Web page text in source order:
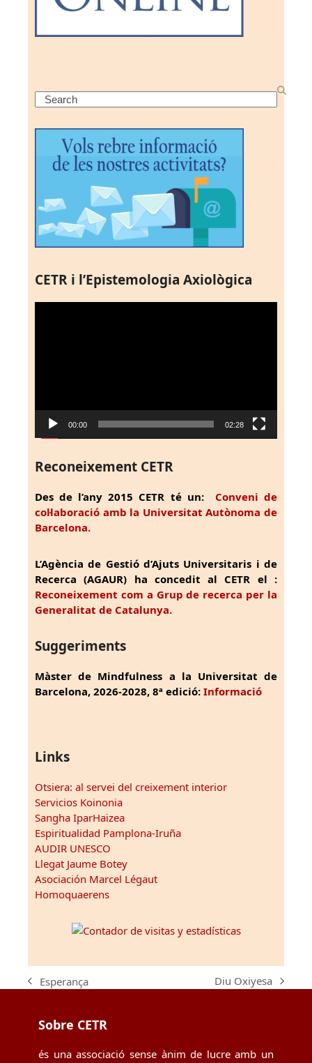
Search
CETR i l’Epistemologia Axiològica
00:00 02:28
Reconeixement CETR
Des de l’any 2015 CETR té un: Conveni de
col·laboració amb la Universitat Autònoma de
Barcelona.
L’Agència de Gestió d’Ajuts Universitaris i de
Recerca (AGAUR) ha concedit al CETR el :
Reconeixement com a Grup de recerca per la
Generalitat de Catalunya.
Suggeriments
Màster de Mindfulness a la Universitat de
Barcelona, 2026-2028, 8ª edició: Informació
Links
Otsiera: al servei del creixement interior
Servicios Koinonia
Sangha IparHaizea
Espiritualidad Pamplona-Iruña
AUDIR UNESCO
Llegat Jaume Botey
Asociación Marcel Légaut
Homoquaerens
previous
Esperança
next
Diu Oxiyesa
Sobre CETR
és una associació sense ànim de lucre amb un